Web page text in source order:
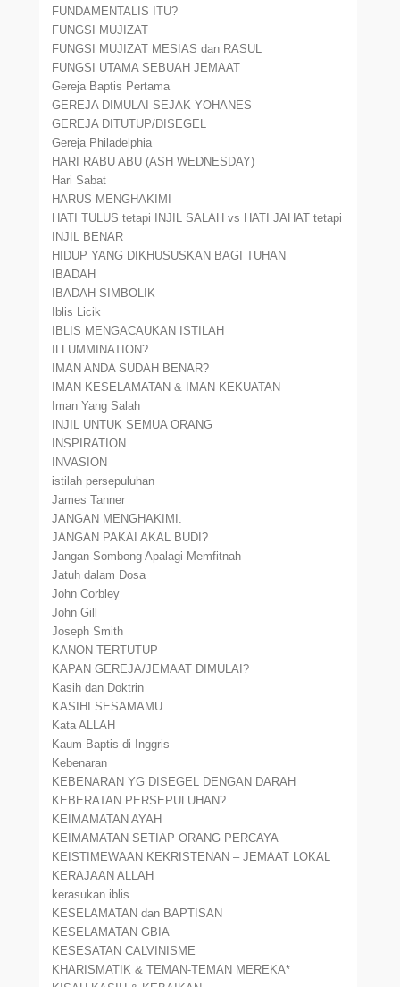
FUNDAMENTALIS ITU?
FUNGSI MUJIZAT
FUNGSI MUJIZAT MESIAS dan RASUL
FUNGSI UTAMA SEBUAH JEMAAT
Gereja Baptis Pertama
GEREJA DIMULAI SEJAK YOHANES
GEREJA DITUTUP/DISEGEL
Gereja Philadelphia
HARI RABU ABU (ASH WEDNESDAY)
Hari Sabat
HARUS MENGHAKIMI
HATI TULUS tetapi INJIL SALAH vs HATI JAHAT tetapi
INJIL BENAR
HIDUP YANG DIKHUSUSKAN BAGI TUHAN
IBADAH
IBADAH SIMBOLIK
Iblis Licik
IBLIS MENGACAUKAN ISTILAH
ILLUMMINATION?
IMAN ANDA SUDAH BENAR?
IMAN KESELAMATAN & IMAN KEKUATAN
Iman Yang Salah
INJIL UNTUK SEMUA ORANG
INSPIRATION
INVASION
istilah persepuluhan
James Tanner
JANGAN MENGHAKIMI.
JANGAN PAKAI AKAL BUDI?
Jangan Sombong Apalagi Memfitnah
Jatuh dalam Dosa
John Corbley
John Gill
Joseph Smith
KANON TERTUTUP
KAPAN GEREJA/JEMAAT DIMULAI?
Kasih dan Doktrin
KASIHI SESAMAMU
Kata ALLAH
Kaum Baptis di Inggris
Kebenaran
KEBENARAN YG DISEGEL DENGAN DARAH
KEBERATAN PERSEPULUHAN?
KEIMAMATAN AYAH
KEIMAMATAN SETIAP ORANG PERCAYA
KEISTIMEWAAN KEKRISTENAN – JEMAAT LOKAL
KERAJAAN ALLAH
kerasukan iblis
KESELAMATAN dan BAPTISAN
KESELAMATAN GBIA
KESESATAN CALVINISME
KHARISMATIK & TEMAN-TEMAN MEREKA*